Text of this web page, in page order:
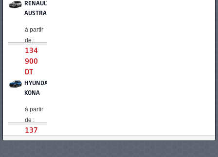
RENAULT
AUSTRAL
à partir
de :
134
900
DT
HYUNDAI
KONA
à partir
de :
137
000